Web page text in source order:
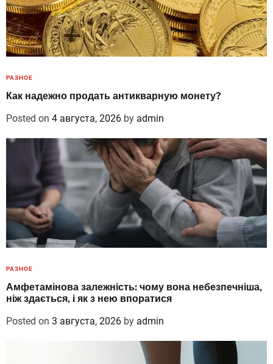
РАЗНОЕ
Как надежно продать антикварную монету?
Posted on 4 августа, 2026 by admin
РАЗНОЕ
Амфетамінова залежність: чому вона небезпечніша,
ніж здається, і як з нею впоратися
Posted on 3 августа, 2026 by admin